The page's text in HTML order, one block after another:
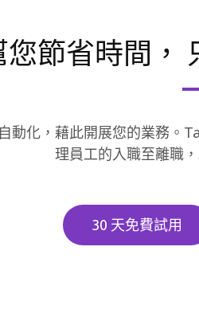
節省時間，
動化，藉此開展您的業務。
理員工的入職至離職
30 天免費試用